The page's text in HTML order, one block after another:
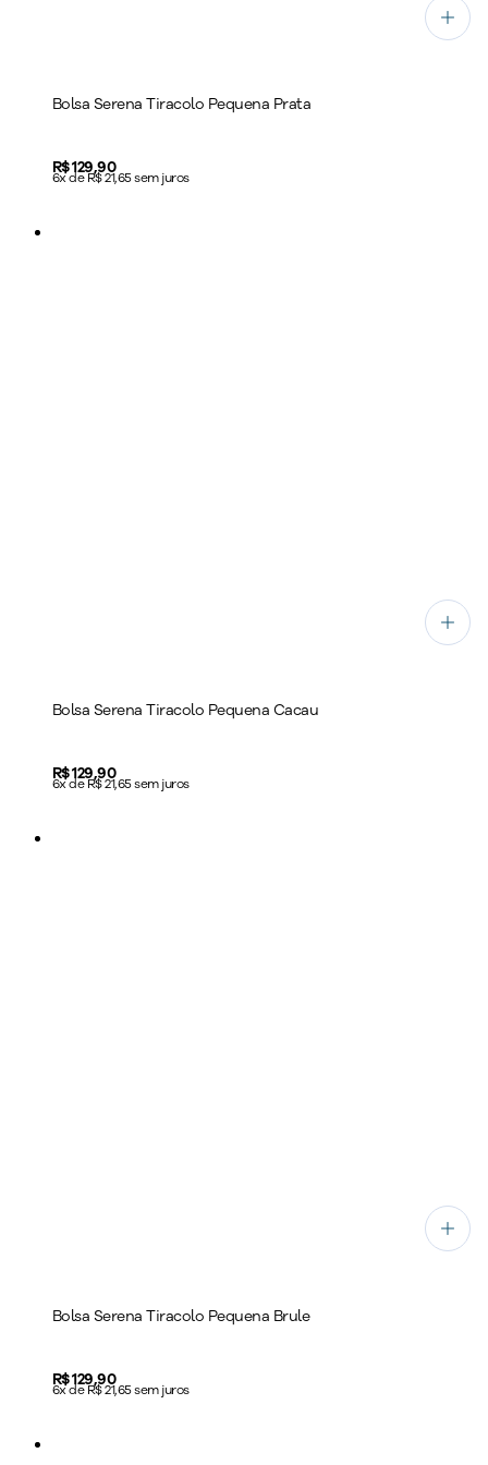
Bolsa Serena Tiracolo Pequena Prata
Price:
R$ 129,90
6x de R$ 21,65 sem juros
Bolsa Serena Tiracolo Pequena Cacau
Price:
R$ 129,90
6x de R$ 21,65 sem juros
Bolsa Serena Tiracolo Pequena Brule
Price:
R$ 129,90
6x de R$ 21,65 sem juros